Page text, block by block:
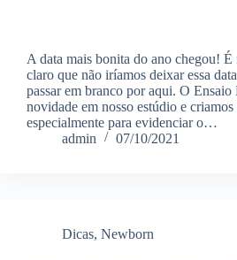
A data mais bonita do ano chegou! É
claro que não iríamos deixar essa
passar em branco por aqui. O Ensaio
novidade em nosso estúdio e
especialmente para evidenciar o…
admin
07/10/2021
Dicas, Newborn